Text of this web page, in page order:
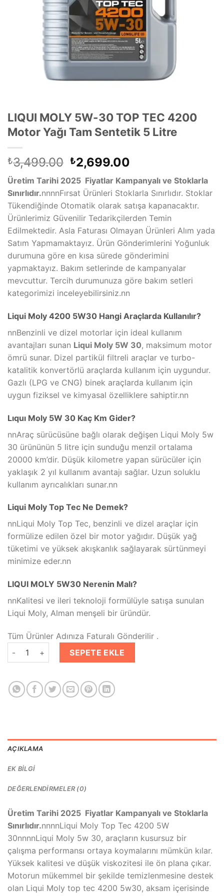
LIQUI MOLY 5W-30 TOP TEC 4200
Motor Yağı Tam Sentetik 5 Litre
₺3,499.00 Orijinal
fiyat:
₺3,499.00.
₺2,699.00
andaki
fiyat:
₺2,699.00.
Üretim Tarihi 2025 Fiyatlar Kampanyalı ve Stoklarla
Sınırlıdır.nnnnFırsat Ürünleri Stoklarla Sınırlıdır. Stoklar
Tükendiğinde Otomatik olarak satışa kapanacaktır.
Ürünlerimiz Güvenilir Tedarikçilerden Temin
Edilmektedir. Asla Faturası Olmayan Ürünleri Alım yada
Satım Yapmamaktayız. Ürün Gönderimlerini Yoğunluk
durumuna göre en kısa sürede gönderimini
yapmaktayız. Bakım setlerinde de kampanyalar
mevcuttur. Tercih durumunuza göre bakım setleri
kategorimizi inceleyebilirsiniz.nn
Liqui Moly 4200 5W30 Hangi Araçlarda Kullanılır?
nnBenzinli ve dizel motorlar için ideal kullanım
avantajları sunan Liqui Moly 5W 30, maksimum motor
ömrü sunar. Dizel partikül filtreli araçlar ve turbo-
katalitik konvertörlü araçlarda kullanım için uygundur.
Gazlı (LPG ve CNG) binek araçlarda kullanım için
uygun fiziksel ve kimyasal özelliklere sahiptir.nn
Lıquı Moly 5W 30 Kaç Km Gider?
nnAraç sürücüsüne bağlı olarak değişen Liqui Moly 5w
30 ürününün 5 litre için sunduğu menzil ortalama
20000 km’dir. Düşük kilometre yapan sürücüler için
yaklaşık 2 yıl kullanım avantajı sağlar. Uzun soluklu
kullanım ayrıcalıkları sunar.nn
Liqui Moly Top Tec Ne Demek?
nnLiqui Moly Top Tec, benzinli ve dizel araçlar için
formülize edilen özel bir motor yağıdır. Düşük yağ
tüketimi ve yüksek akışkanlık sağlayarak sürtünmeyi
minimize eder.nn
LIQUI MOLY 5W30 Nerenin Malı?
nnKalitesi ve ileri teknoloji formülüyle satışa sunulan
Liqui Moly, Alman menşeli bir üründür.
Tüm Ürünler Adınıza Faturalı Gönderilir .
LIQUI MOLY 5W-30 TOP TEC 4200 Motor Yağı Tam Sentetik
SEPETE EKLE
AÇIKLAMA
EK BILGI
DEĞERLENDIRMELER (0)
Üretim Tarihi 2025 Fiyatlar Kampanyalı ve Stoklarla
Sınırlıdır.nnnnLiqui Moly Top Tec 4200 5W
30nnnnLiqui Moly 5w 30, araçların kusursuz bir
çalışma performansı ortaya koymalarını mümkün kılar.
Yüksek kalitesi ve düşük viskozitesi ile ön plana çıkar.
Motorun mükemmel bir şekilde temizlenmesine destek
olan Liqui Moly top tec 4200 5w30, aksam içerisinde